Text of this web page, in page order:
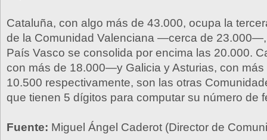
Cataluña, con algo más de 43.000, ocupa la
de la Comunidad Valenciana —cerca de
País Vasco se consolida por encima las 20.000.
con más de 18.000—y Galicia y Asturias, con
10.500 respectivamente, son las otras
que tienen 5 dígitos para computar su número de
Fuente: Miguel Ángel Caderot (Director de